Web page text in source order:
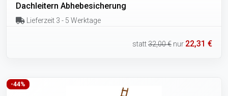
Dachleitern Abhebesicherung
Lieferzeit 3 - 5 Werktage
statt32,00 € nur 22,31 €
-44%